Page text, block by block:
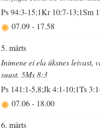
Ps 94:3-15;1Kr 10:7-13;1Sm
07.09- 17.58
5. märts
Inimene ei ela üksnes leivast,
suust. 5Ms 8:3
Ps 141:1-5,8;Jk 4:1-10;1Ts
07.06- 18.00
6. märts